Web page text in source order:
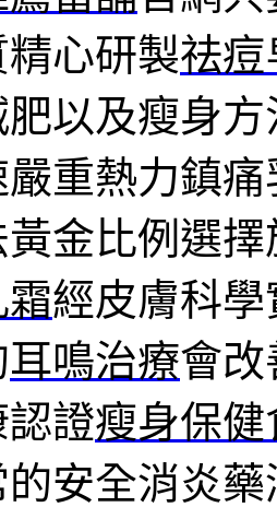
心研製祛痘
以及瘦身方
重熱力鎮
金比例選
經皮膚科
耳鳴治療會改
證瘦身保健
安全消炎藥